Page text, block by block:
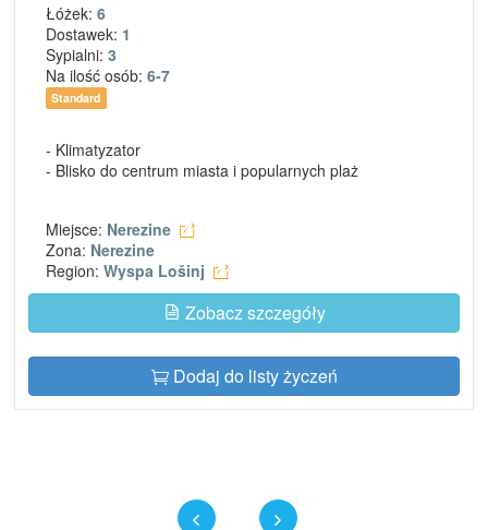
Łóżek: 6
Dostawek: 1
Sypialni: 3
Na ilość osób: 6-7
Standard
- Klimatyzator
- Blisko do centrum miasta i popularnych plaż
Miejsce: Nerezine
Zona: Nerezine
Region: Wyspa Lošinj
Zobacz szczegóły
Dodaj do listy życzeń